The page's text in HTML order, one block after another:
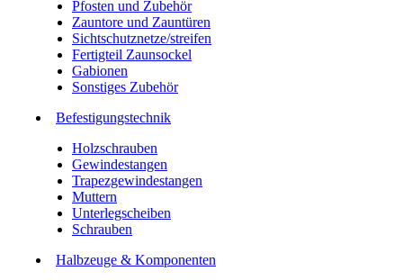
Pfosten und Zubehör
Zauntore und Zauntüren
Sichtschutznetze/streifen
Fertigteil Zaunsockel
Gabionen
Sonstiges Zubehör
Befesti­gungstechnik
Holzschrauben
Gewindestangen
Trapezgewindestangen
Muttern
Unterlegscheiben
Schrauben
Halbzeuge & Komponenten